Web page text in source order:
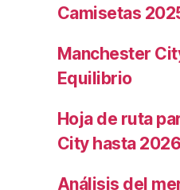
Camisetas
Manchester
Equilibrio
Hoja de ruta
City hasta 2026
Análisis del